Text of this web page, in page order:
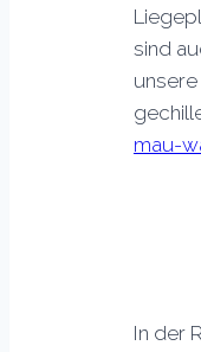
sind
mau-
In der